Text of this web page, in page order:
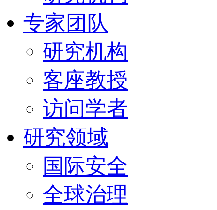
专家团队
研究机构
客座教授
访问学者
研究领域
国际安全
全球治理